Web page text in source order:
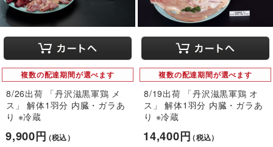
複数の配達期間が選べます
8/26出荷 「丹沢滋黒軍鶏 メ
ス」 解体1羽分 内臓・ガラあ
り ※冷蔵
9,900円（税込）
複数の配達期間が選べます
8/19出荷 「丹沢滋黒軍鶏 オ
ス」 解体1羽分 内臓・ガラあ
り ※冷蔵
14,400円（税込）